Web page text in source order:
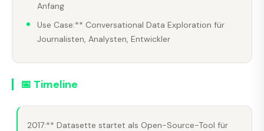
Anfang
Use Case:** Conversational Data Exploration für
Journalisten, Analysten, Entwickler
📅 Timeline
2017:** Datasette startet als Open-Source-Tool für